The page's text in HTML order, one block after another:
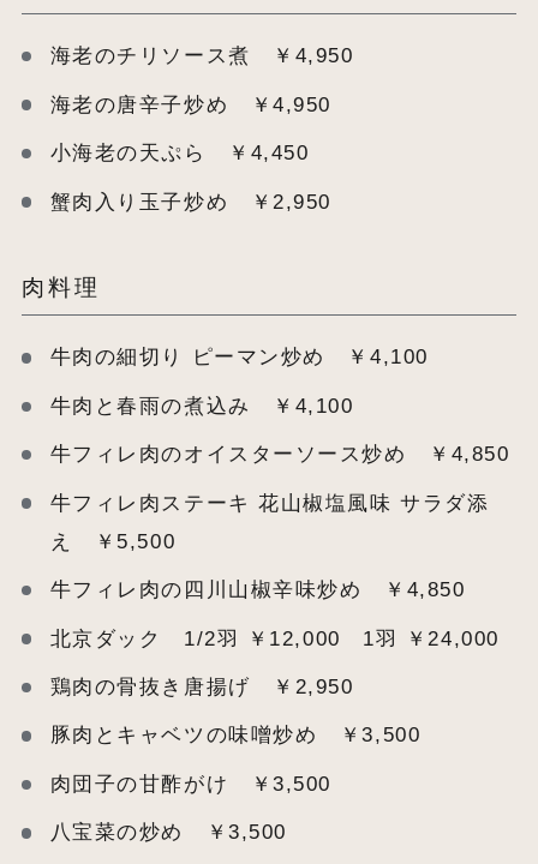
海老のチリソース煮 ￥4,950
海老の唐辛子炒め ￥4,950
小海老の天ぷら ￥4,450
蟹肉入り玉子炒め ￥2,950
肉料理
牛肉の細切り ピーマン炒め ￥4,100
牛肉と春雨の煮込み ￥4,100
牛フィレ肉のオイスターソース炒め ￥4,850
牛フィレ肉ステーキ 花山椒塩風味 サラダ添
え ￥5,500
牛フィレ肉の四川山椒辛味炒め ￥4,850
北京ダック 1/2羽 ￥12,000 1羽 ￥24,000
鶏肉の骨抜き唐揚げ ￥2,950
豚肉とキャベツの味噌炒め ￥3,500
肉団子の甘酢がけ ￥3,500
八宝菜の炒め ￥3,500